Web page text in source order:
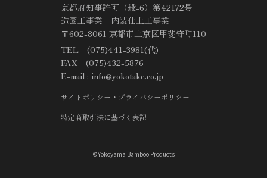
京都府知事許可（般-6）第42172号
造園工事業 内装仕上工事業
〒602-8061 京都市上京区甲斐守町110
TEL (075)441-3981(代)
FAX (075)432-5876
E-mail : info@yokotake.co.jp
サイトポリシー・プライバシーポリシー
特定商取引法に基づく表記
©Yokoyama Bamboo Products